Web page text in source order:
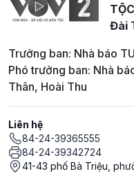
TỘC
Đài
Trưởng ban: Nhà báo
Phó trưởng ban: Nhà
Thân, Hoài Thu
Liên hệ
84-24-39365555
84-24-39342724
41-43 phố Bà Triệu,